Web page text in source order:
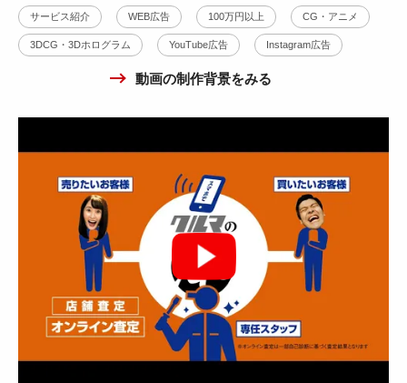
サービス紹介 WEB広告 100万円以上 CG・アニメ
3DCG・3Dホログラム YouTube広告 Instagram広告
動画の制作背景をみる
スクエア型動画広告
10万円～30万円 YouTube広告 X広告 Instagram広告
株式会社インフォディオ様
電子帳簿サービス・オリジナル楽曲広告
サービス紹介 WEB広告 CG・アニメ 楽曲制作
動画の制作背景をみる